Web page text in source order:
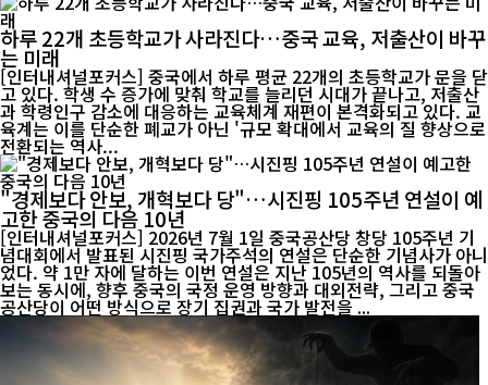
하루 22개 초등학교가 사라진다…중국 교육, 저출산이 바꾸
는 미래
[인터내셔널포커스] 중국에서 하루 평균 22개의 초등학교가 문을 닫
고 있다. 학생 수 증가에 맞춰 학교를 늘리던 시대가 끝나고, 저출산
과 학령인구 감소에 대응하는 교육체계 재편이 본격화되고 있다. 교
육계는 이를 단순한 폐교가 아닌 '규모 확대에서 교육의 질 향상으로
전환되는 역사...
"경제보다 안보, 개혁보다 당"…시진핑 105주년 연설이 예
고한 중국의 다음 10년
[인터내셔널포커스] 2026년 7월 1일 중국공산당 창당 105주년 기
념대회에서 발표된 시진핑 국가주석의 연설은 단순한 기념사가 아니
었다. 약 1만 자에 달하는 이번 연설은 지난 105년의 역사를 되돌아
보는 동시에, 향후 중국의 국정 운영 방향과 대외전략, 그리고 중국
공산당이 어떤 방식으로 장기 집권과 국가 발전을 ...